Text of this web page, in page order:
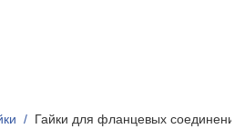
Гайки для фланцевых соединений